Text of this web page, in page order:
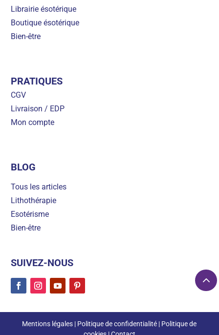
Librairie ésotérique
Boutique ésotérique
Bien-être
PRATIQUES
CGV
Livraison / EDP
Mon compte
BLOG
Tous les articles
Lithothérapie
Esotérisme
Bien-être
SUIVEZ-NOUS
Mentions légales | Politique de confidentialité | Politique de